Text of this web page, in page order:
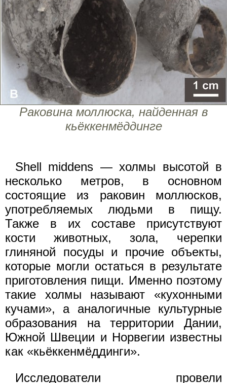
Раковина моллюска, найденная в
кьёккенмёддинге
Shell middens — холмы высотой в
несколько метров, в основном
состоящие из раковин моллюсков,
употребляемых людьми в пищу.
Также в их составе присутствуют
кости животных, зола, черепки
глиняной посуды и прочие объекты,
которые могли остаться в результате
приготовления пищи. Именно поэтому
такие холмы называют «кухонными
кучами», а аналогичные культурные
образования на территории Дании,
Южной Швеции и Норвегии известны
как «кьёккенмёддинги».
Исследователи провели